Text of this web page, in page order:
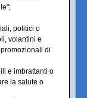
politici o
volantini e
di
e imbrattanti o
la salute o